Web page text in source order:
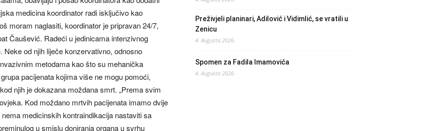
medicina koordinator radi isključivo kao
moram naglasiti, koordinator je pripravan 24/7,
Čaušević. Radeći u jedinicama intenzivnog
Neke od njih liječe konzervativno, odnosno
metodama kao što su mehanička
pacijenata kojima više ne mogu pomoći,
njih je dokazana moždana smrt. „Prema svim
Kod moždano mrtvih pacijenata imamo dvije
medicinskih kontraindikacija nastaviti sa
u smislu doniranja organa u svrhu
Preživjeli planinari, Adilović i Vidimlić, se vratili u
Zenicu
4. Augusta 2026.
Spomen za Fadila Imamovića
4. Augusta 2026.